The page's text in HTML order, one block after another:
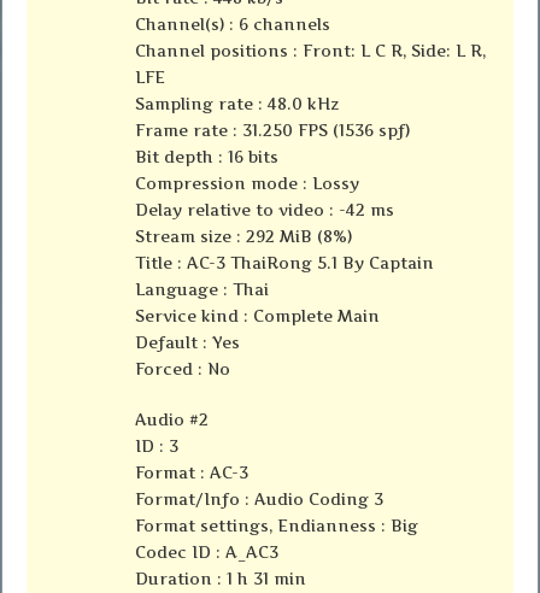
Channel(s) : 6 channels
Channel positions : Front: L C R, Side: L R,
LFE
Sampling rate : 48.0 kHz
Frame rate : 31.250 FPS (1536 spf)
Bit depth : 16 bits
Compression mode : Lossy
Delay relative to video : -42 ms
Stream size : 292 MiB (8%)
Title : AC-3 ThaiRong 5.1 By Captain
Language : Thai
Service kind : Complete Main
Default : Yes
Forced : No
Audio #2
ID : 3
Format : AC-3
Format/Info : Audio Coding 3
Format settings, Endianness : Big
Codec ID : A_AC3
Duration : 1 h 31 min